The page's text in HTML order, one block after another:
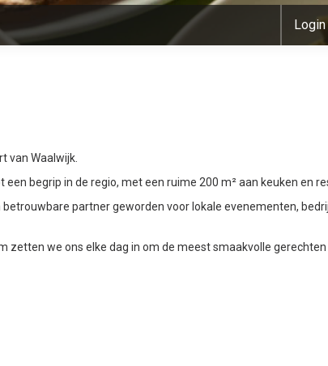
Login
You do not have any
van Waalwijk.
begrip in de regio, met een ruime 200 m² aan keuken en
partner geworden voor lokale evenementen,
zetten we ons elke dag in om de meest smaakvolle gerechten